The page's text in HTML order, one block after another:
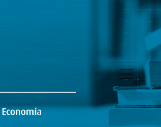
Llueve sobre mojado. La